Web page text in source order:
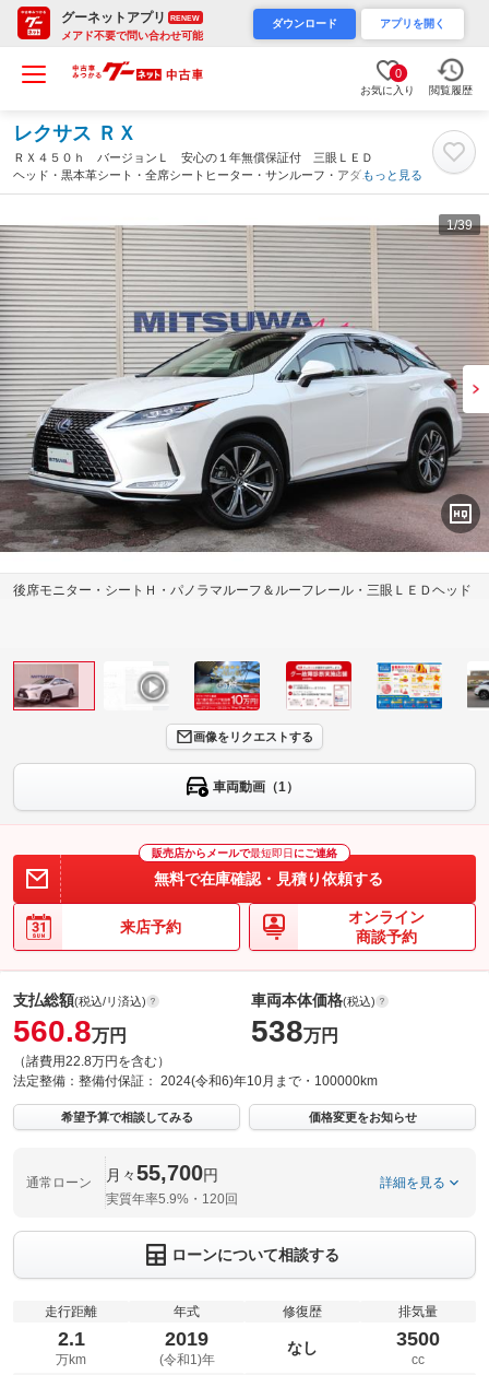
グーネットアプリ RENEW
メアド不要で問い合わせ可能
ダウンロード アプリを開く
0
お気に入り 閲覧履歴
レクサス ＲＸ
ＲＸ４５０ｈ バージョンＬ 安心の１年無償保証付 三眼ＬＥＤ
ヘッド・黒本革シート・全席シートヒーター・サンルーフ・アダプ
ティブクルーズ・純正２０ＡＷ・後席モニター・３６０度カメラ・
レコ（愛知県）
もっと見る
1/39
後席モニター・シートＨ・パノラマルーフ＆ルーフレール・三眼ＬＥＤヘッド
画像をリクエストする
車両動画（1）
販売店からメールで最短即日 にご連絡
無料で在庫確認・見積り依頼する
来店予約
オンライン
商談予約
支払総額(税込/リ済込)
560.8万円
（諸費用22.8万円を含む）
車両本体価格(税込)
538万円
法定整備： 整備付保証： 2024(令和6)年10月まで・100000km
希望予算で相談してみる 価格変更をお知らせ
通常ローン 月々55,700円
実質年率5.9%・120回
詳細を見る
ローンについて相談する
走行距離
2.1
万km
年式
2019
(令和1)年
修復歴
なし
排気量
3500
cc